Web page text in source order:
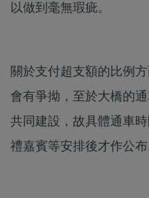
以做到毫無瑕疵。
關於支付超支額的比例
會有爭拗，至於大橋的
共同建設，故具體通車
禮嘉賓等安排後才作公布